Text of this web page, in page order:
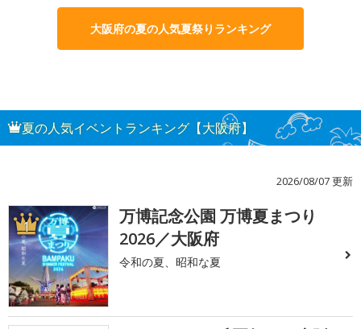
大阪府の夏の人気夏祭りランキング
夏の人気イベントランキング【大阪府】
2026/08/07 更新
1
万博記念公園 万博夏まつり
2026／大阪府
令和の夏、昭和な夏